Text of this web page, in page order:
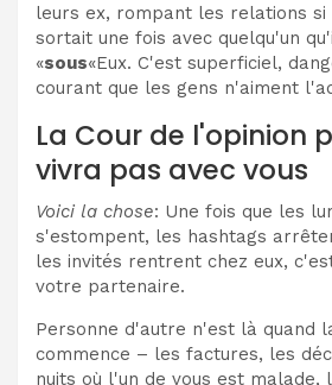
leurs ex, rompant les relations
sortait une fois avec quelqu'un
«sous«Eux. C'est superficiel,
courant que les gens n'aiment
La Cour de l'opinion
vivra pas avec vous
Voici la chose: Une fois que les
s'estompent, les hashtags
les invités rentrent chez eux,
votre partenaire.
Personne d'autre n'est là quand
commence – les factures, les
nuits où l'un de vous est malade,